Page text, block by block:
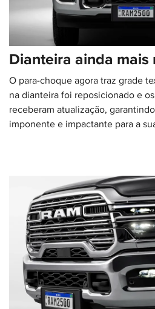
Dianteira ainda mais
O para-choque agora traz grade
na dianteira foi reposicionado e
receberam atualização,
imponente e impactante para a